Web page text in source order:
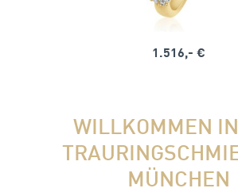
1.516,- €
WILLKOMMEN
MÜNCHEN